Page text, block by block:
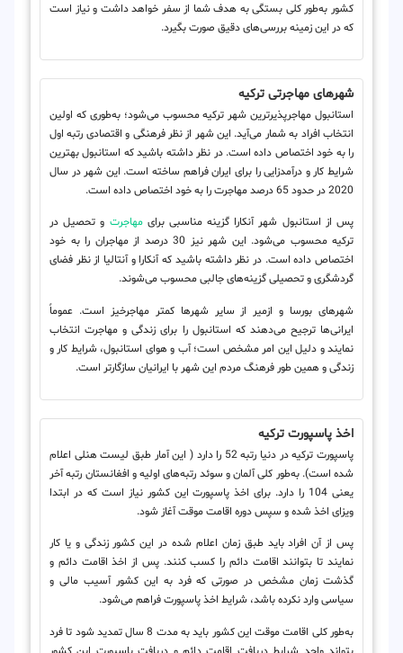
کشور به‌طور کلی بستگی به هدف شما از سفر خواهد داشت و نیاز است
که در این زمینه بررسی‌های دقیق صورت بگیرد.
شهرهای مهاجرتی ترکیه
استانبول مهاجرپذیرترین شهر ترکیه محسوب می‌شود؛ به‌طوری که اولین
انتخاب افراد به شمار می‌آید. این شهر از نظر فرهنگی و اقتصادی رتبه اول
را به خود اختصاص داده است. در نظر داشته باشید که استانبول بهترین
شرایط کار و درآمدزایی را برای ایران فراهم ساخته است. این شهر در سال
2020 در حدود 65 درصد مهاجرت را به خود اختصاص داده است.
پس از استانبول شهر آنکارا گزینه مناسبی برایمهاجرت و تحصیل در
ترکیه محسوب می‌شود. این شهر نیز 30 درصد از مهاجران را به خود
اختصاص داده است. در نظر داشته باشید که آنکارا و آنتالیا از نظر فضای
گردشگری و تحصیلی گزینه‌های جالبی محسوب می‌شوند.
شهرهای بورسا و ازمیر از سایر شهرها کمتر مهاجرخیز است. عموماً
ایرانی‌ها ترجیح می‌دهند که استانبول را برای زندگی و مهاجرت انتخاب
نمایند و دلیل این امر مشخص است؛ آب و هوای استانبول، شرایط کار و
زندگی و همین طور فرهنگ مردم این شهر با ایرانیان سازگارتر است.
اخذ پاسپورت ترکیه
پاسپورت ترکیه در دنیا رتبه 52 را دارد ( این آمار طبق لیست هنلی اعلام
شده است). به‌طور کلی آلمان و سوئد رتبه‌های اولیه و افغانستان رتبه آخر
یعنی 104 را دارد. برای اخذ پاسپورت این کشور نیاز است که در ابتدا
ویزای اخذ شده و سپس دوره اقامت موقت آغاز شود.
پس از آن افراد باید طبق زمان اعلام شده در این کشور زندگی و یا کار
نمایند تا بتوانند اقامت دائم را کسب کنند. پس از اخذ اقامت دائم و
گذشت زمان مشخص در صورتی که فرد به این کشور آسیب مالی و
سیاسی وارد نکرده باشد، شرایط اخذ پاسپورت فراهم می‌شود.
به‌طور کلی اقامت موقت این کشور باید به مدت 8 سال تمدید شود تا فرد